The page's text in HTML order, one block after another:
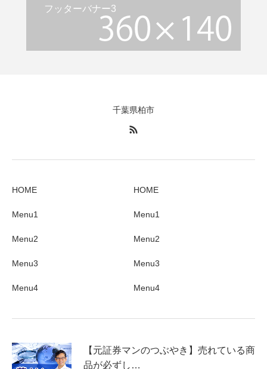
フッターバナー3
千葉県柏市
HOME
Menu1
Menu2
Menu3
Menu4
HOME
Menu1
Menu2
Menu3
Menu4
【元証券マンのつぶやき】売れている商
品が必ずし…